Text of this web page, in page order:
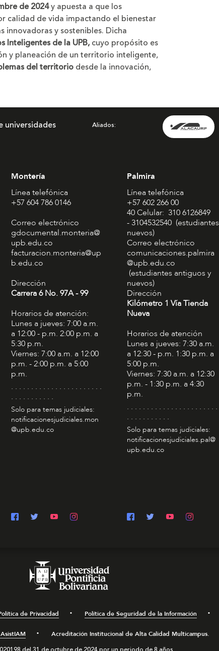
de 2024y apuesta a que los
calidad de vida impactando el bienestar
innovadoras y sostenibles. Dicha
Inteligentes de la UPB, cuyo propósito es
y planeación de un territorio inteligente,
del territorio desde la innovación,
universidades Aliados
Montería
Línea telefónica
+57 604 786 0146
Correo electrónico
gdocumental.monteria@
upb.edu.co
facturacion.monteria@up
b.edu.co
Dirección
Carrera 6 No. 97A - 99​
Horarios de atención:
Lunes a jueves: 7:00 a.m.
a 12:00 - p.m. 2:00 p.m. a
5:30 p.m.
Viernes: 7:00 a.m. a 12:00
p.m. - 2:00 p.m. a 5:00
p.m.
. . . . . . . . . . . . . . . . . . . . . . .
. . . . . . . . . . .
Solo para temas judiciales:
notificacionesjudiciales.mon
@upb.edu.co
Palmira
Línea telefónica
+57 602 266 00
40 Celular: 310 6126849
- 3104532540 (estudiantes
nuevos)
Correo electrónico
comunicaciones.palmira
@upb.edu.co
(estudiantes antiguos y
nuevos)
Dirección
Kilómetro 1 Vía Tienda
Nueva
Horarios de atención
Lunes a jueves: 7:30 a.m.
a 12:30 - p.m. 1:30 p.m. a
5:00 p.m.
Viernes: 7:30 a.m. a 12:30
p.m. - 1:30 p.m. a 4:30
p.m.
. . . . . . . . . . . . . . . . . . . . . . .
. . . . . . . . . . .
Solo para temas judiciales:
notificacionesjudiciales.pal@
upb.edu.co
de Privacidad Política de Seguridad de la Información
Acreditación Institucional de Alta Calidad Multicampus.